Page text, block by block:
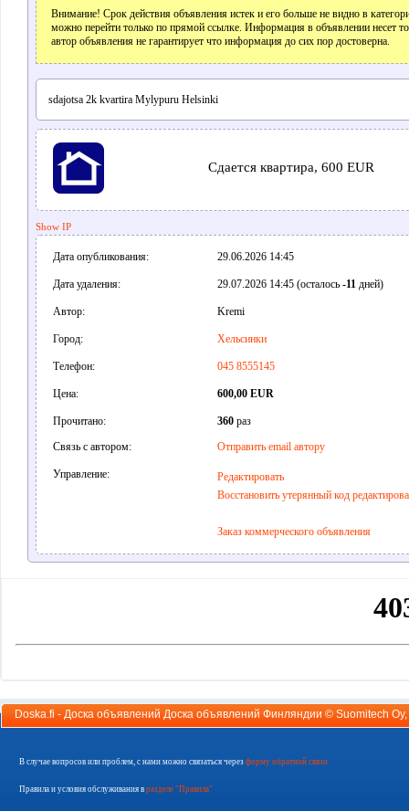
Внимание! Срок действия объявления истек и его больше не видно в
можно перейти только по прямой ссылке. Информация в объявлении несет
автор объявления не гарантирует что информация до сих пор достоверна.
sdajotsa 2k kvartira Mylypuru Helsinki
Сдается квартира, 600 EUR
Show IP
Дата опубликования: 29.06.2026 14:45
Дата удаления: 29.07.2026 14:45 (осталось -11дней)
Автор: Kremi
Город: Хельсинки
Телефон: 045 8555145
Цена: 600,00 EUR
Прочитано: 360раз
Связь с автором:
Отправить email автору
Управление:
Редактировать
Восстановить утерянный код
Заказ коммерческого объявления
Doska.fi - Доска объявлений Доска объявлений Финляндии © Suomitech Oy
В случае вопросов или проблем, с нами можно связаться через форму обратной связи
Правила и условия обслуживания в разделе "Правила"